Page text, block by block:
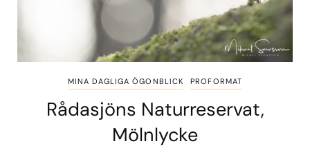
MINA DAGLIGA ÖGONBLICK PROFORMAT
Rådasjöns Naturreservat,
Mölnlycke